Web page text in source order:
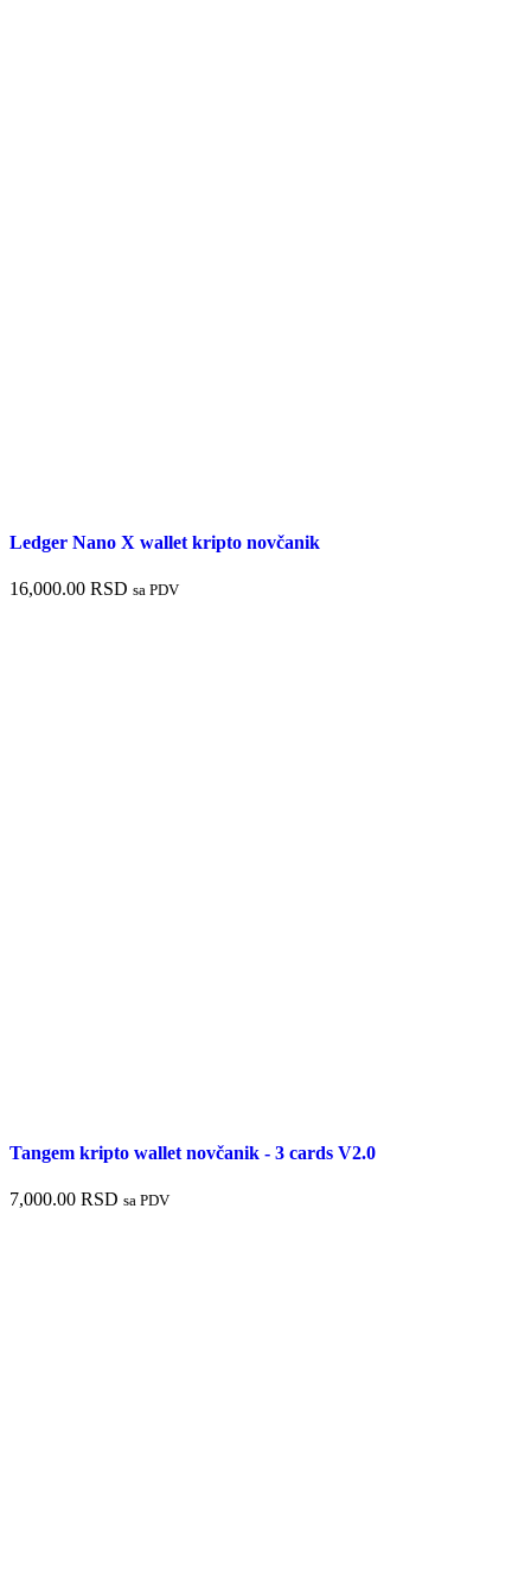
Ledger Nano X wallet kripto novčanik
16,000.00 RSD sa PDV
Tangem kripto wallet novčanik - 3 cards V2.0
7,000.00 RSD sa PDV